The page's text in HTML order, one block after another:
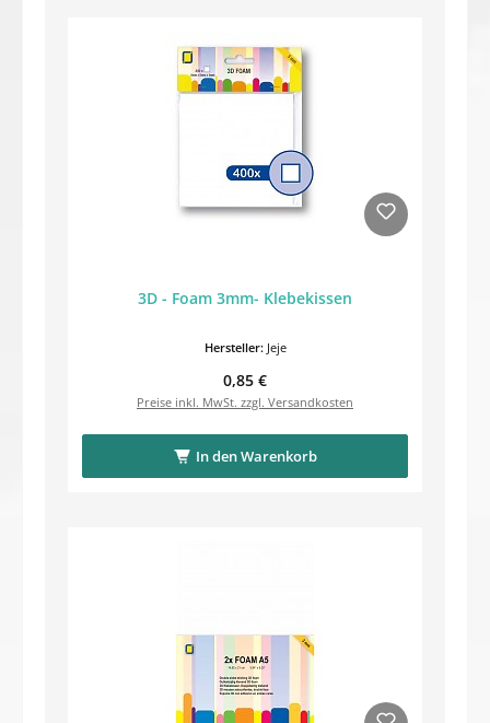
3D - Foam 3mm- Klebekissen
Hersteller: Jeje
Regulärer Preis:
0,85 €
Preise inkl. MwSt. zzgl. Versandkosten
In den Warenkorb